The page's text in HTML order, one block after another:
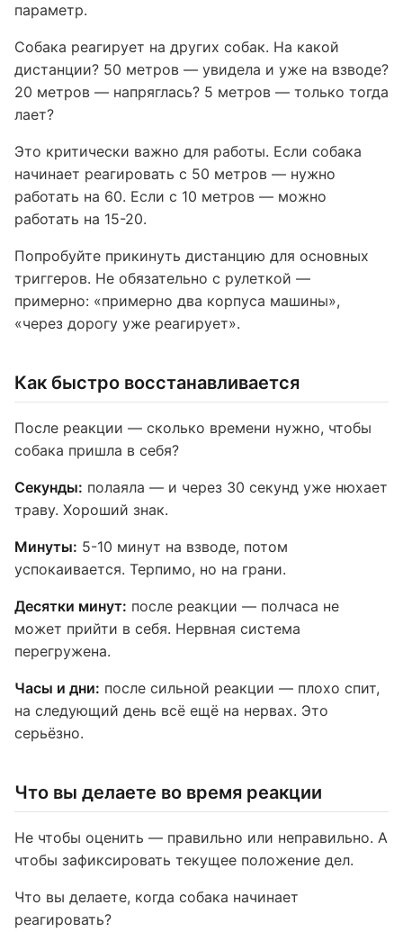
параметр.
Собака реагирует на других собак. На какой
дистанции? 50 метров — увидела и уже на взводе?
20 метров — напряглась? 5 метров — только тогда
лает?
Это критически важно для работы. Если собака
начинает реагировать с 50 метров — нужно
работать на 60. Если с 10 метров — можно
работать на 15-20.
Попробуйте прикинуть дистанцию для основных
триггеров. Не обязательно с рулеткой —
примерно: «примерно два корпуса машины»,
«через дорогу уже реагирует».
Как быстро восстанавливается
После реакции — сколько времени нужно, чтобы
собака пришла в себя?
Секунды: полаяла — и через 30 секунд уже нюхает
траву. Хороший знак.
Минуты: 5-10 минут на взводе, потом
успокаивается. Терпимо, но на грани.
Десятки минут: после реакции — полчаса не
может прийти в себя. Нервная система
перегружена.
Часы и дни: после сильной реакции — плохо спит,
на следующий день всё ещё на нервах. Это
серьёзно.
Что вы делаете во время реакции
Не чтобы оценить — правильно или неправильно. А
чтобы зафиксировать текущее положение дел.
Что вы делаете, когда собака начинает
реагировать?